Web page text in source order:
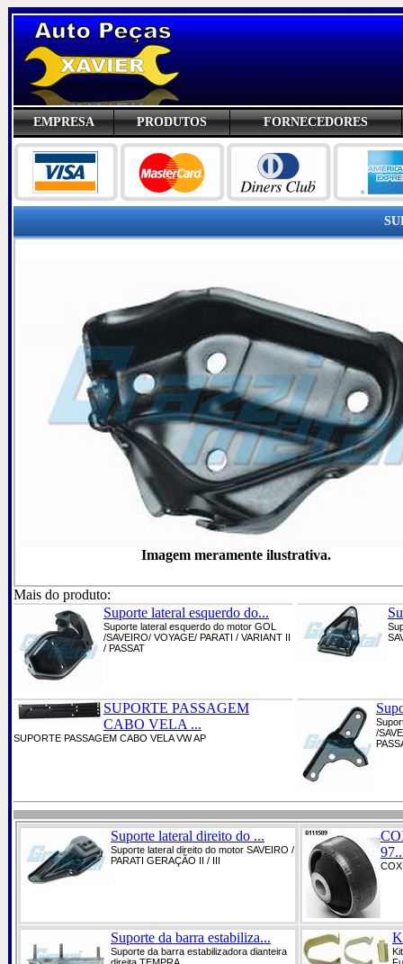
EMPRESA PRODUTOS FORNECEDORES
Imagem meramente ilustrativa.
Mais do produto:
Suporte lateral esquerdo do...
Suporte lateral esquerdo do motor GOL
/SAVEIRO/ VOYAGE/ PARATI / VARIANT II
/ PASSAT
SUPORTE PASSAGEM
CABO VELA ...
SUPORTE PASSAGEM CABO VELA VW AP
/
Suporte lateral direito do ...
Suporte lateral direito do motor SAVEIRO /
PARATI GERAÇÃO II / III
Suporte da barra estabiliza...
Suporte da barra estabilizadora dianteira